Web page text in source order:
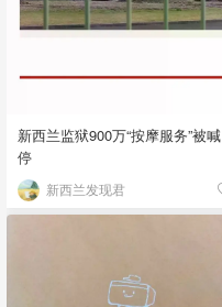
新西兰监狱900万“按摩服务”被喊
停
新西兰发现君